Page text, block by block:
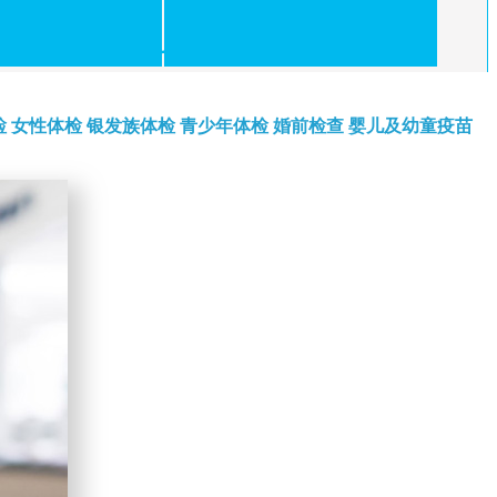
女性体检 银发族体检 青少年体检 婚前检查 婴儿及幼童疫苗